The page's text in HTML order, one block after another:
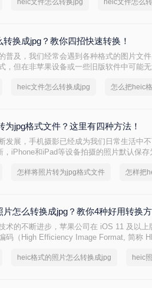
呢？本文将介绍三种将HEIC文件转换为
heic文件怎么转换jpg heic文件怎么
转换成jpg？教你四招快速转换！
普及，我们经常会遇到各种格式的图片文
，但在非苹果设备或一些旧版软件中可能
解决这一问题。
heic文件怎么转换成jpg 怎么把heic
为jpg格式文件？这里有四种方法！
发展，手机摄影已经成为我们日常生活中
，iPhone和iPad等设备拍摄的照片默认保
片转换为更广泛支持的JPG格式变得尤为重
怎样将照片转为jpg格式文件 怎样把
片怎么转换成jpg？教你4种好用转换方
术的不断进步，苹果公司在 iOS 11 及以
（High Efficiency Image Format, 简称
支持，这给一些用户带来了不便。
heic格式的照片怎么转换成jpg heic